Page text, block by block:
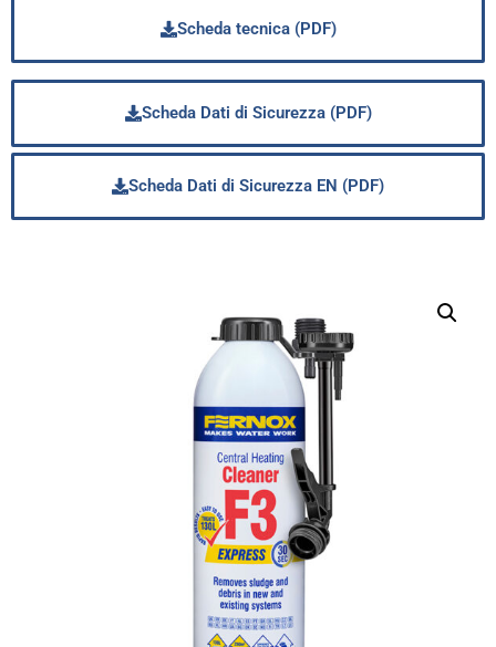
Scheda tecnica (PDF)
Scheda Dati di Sicurezza (PDF)
Scheda Dati di Sicurezza EN (PDF)